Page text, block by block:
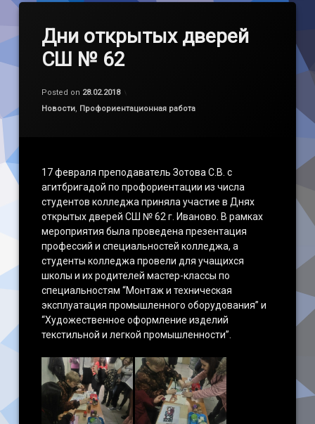
Дни открытых дверей
СШ № 62
Posted on 28.02.2018
Категории:
Новости, Профориентационная работа
17 февраля преподаватель Зотова С.В. с
агитбригадой по профориентации из числа
студентов колледжа приняла участие в Днях
открытых дверей СШ № 62 г. Иваново. В рамках
мероприятия была проведена презентация
профессий и специальностей колледжа, а
студенты колледжа провели для учащихся
школы и их родителей мастер-классы по
специальностям “Монтаж и техническая
эксплуатация промышленного оборудования” и
“Художественное оформление изделий
текстильной и легкой промышленности”.